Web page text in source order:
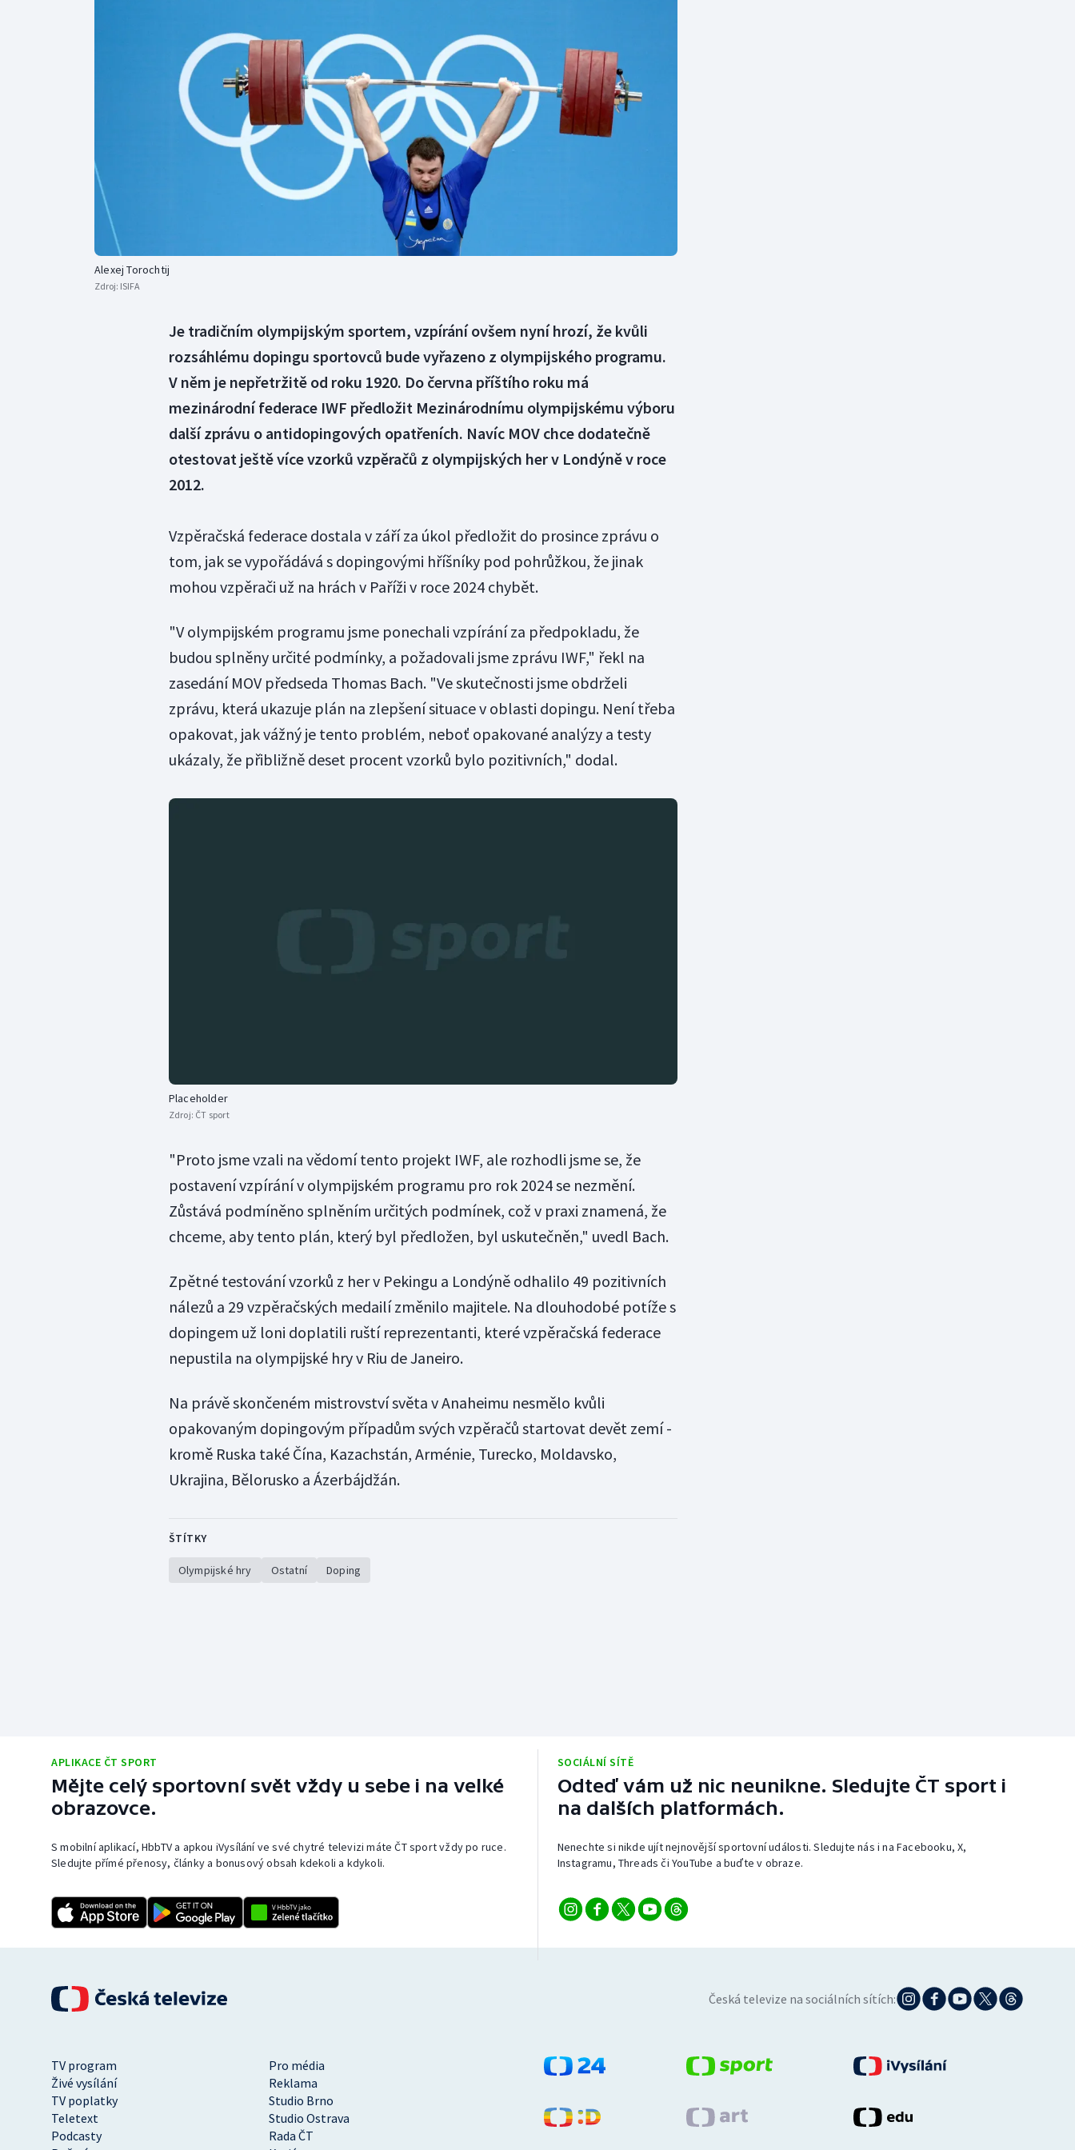
Dostihy
Florbal
Futsal
Golf
Gymnastika
Motorsport
Olympijské hry
Parasport
Plavání
Plážový volejbal
Vodní slalom
Volejbal
Alexej Torochtij
Zdroj: ISIFA
Je tradičním olympijským sportem, vzpírání ovšem nyní hrozí, že kvůli
rozsáhlému dopingu sportovců bude vyřazeno z olympijského programu.
V něm je nepřetržitě od roku 1920. Do června příštího roku má
mezinárodní federace IWF předložit Mezinárodnímu olympijskému výboru
další zprávu o antidopingových opatřeních. Navíc MOV chce dodatečně
otestovat ještě více vzorků vzpěračů z olympijských her v Londýně v roce
2012.
Vzpěračská federace dostala v září za úkol předložit do prosince zprávu o
tom, jak se vypořádává s dopingovými hříšníky pod pohrůžkou, že jinak
mohou vzpěrači už na hrách v Paříži v roce 2024 chybět.
"V olympijském programu jsme ponechali vzpírání za předpokladu, že
budou splněny určité podmínky, a požadovali jsme zprávu IWF," řekl na
zasedání MOV předseda Thomas Bach. "Ve skutečnosti jsme obdrželi
zprávu, která ukazuje plán na zlepšení situace v oblasti dopingu. Není třeba
opakovat, jak vážný je tento problém, neboť opakované analýzy a testy
ukázaly, že přibližně deset procent vzorků bylo pozitivních," dodal.
Placeholder
Zdroj: ČT sport
"Proto jsme vzali na vědomí tento projekt IWF, ale rozhodli jsme se, že
postavení vzpírání v olympijském programu pro rok 2024 se nezmění.
Zůstává podmíněno splněním určitých podmínek, což v praxi znamená, že
chceme, aby tento plán, který byl předložen, byl uskutečněn," uvedl Bach.
Zpětné testování vzorků z her v Pekingu a Londýně odhalilo 49 pozitivních
nálezů a 29 vzpěračských medailí změnilo majitele. Na dlouhodobé potíže s
dopingem už loni doplatili ruští reprezentanti, které vzpěračská federace
nepustila na olympijské hry v Riu de Janeiro.
Na právě skončeném mistrovství světa v Anaheimu nesmělo kvůli
opakovaným dopingovým případům svých vzpěračů startovat devět zemí -
kromě Ruska také Čína, Kazachstán, Arménie, Turecko, Moldavsko,
Ukrajina, Bělorusko a Ázerbájdžán.
ŠTÍTKY
Olympijské hry Ostatní Doping
APLIKACE ČT SPORT
Mějte celý sportovní svět vždy u sebe i na velké
obrazovce.
S mobilní aplikací, HbbTV a apkou iVysílání ve své chytré televizi máte ČT sport vždy po ruce.
Sledujte přímé přenosy, články a bonusový obsah kdekoli a kdykoli.
SOCIÁLNÍ SÍTĚ
Odteď vám už nic neunikne. Sledujte ČT sport i
na dalších platformách.
Nenechte si nikde ujít nejnovější sportovní události. Sledujte nás i na Facebooku, X,
Instagramu, Threads či YouTube a buďte v obraze.
Česká televize na sociálních sítích:
TV program
Pro média
Živé vysílání
Reklama
TV poplatky
Studio Brno
Teletext
Studio Ostrava
Podcasty
Rada ČT